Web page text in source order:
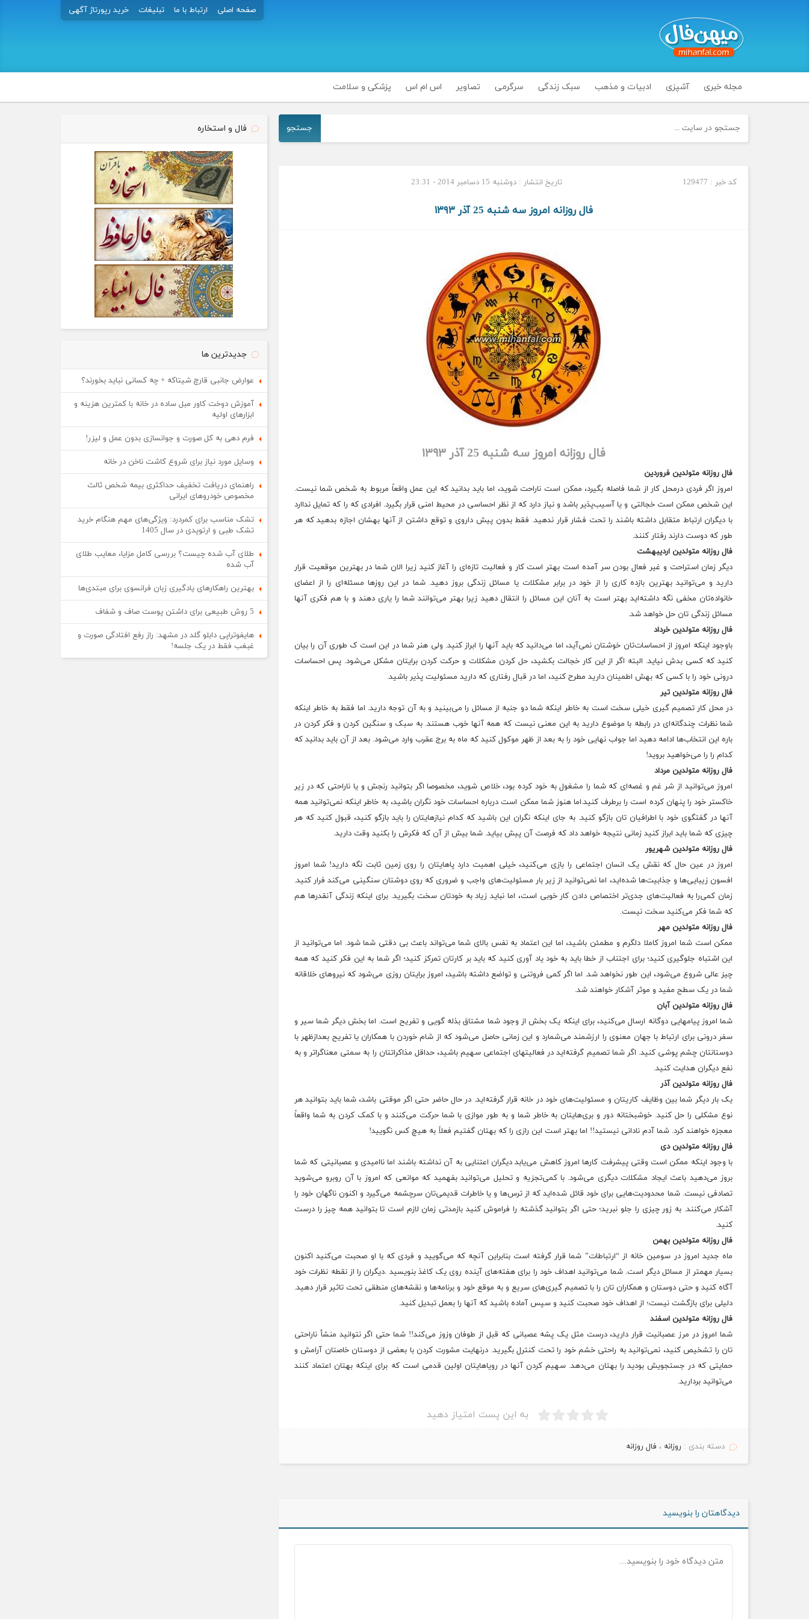
صفحه اصلی ارتباط با ما تبلیغات خرید رپورتاژ آگهی
مجله خبری آشپزی ادبیات و مذهب سبک زندگی سرگرمی تصاویر اس ام اس پزشکی و سلامت
جستجو
کد خبر : 129477 تاریخ انتشار : دوشنبه 15 دسامبر 2014 - 23:31
فال روزانه امروز سه شنبه 25 آذر ۱۳۹۳
فال روزانه امروز سه شنبه 25 آذر ۱۳۹۳
فال روزانه متولدین فروردین
امروز اگر فردی درمحل کار از شما فاصله بگیرد، ممکن است ناراحت شوید، اما باید بدانید که این عمل واقعاً مربوط به شخص شما نیست.
این شخص ممکن است خجالتی و یا آسیب‌پذیر باشد و نیاز دارد که از نظر احساسی در محیط امنی قرار بگیرد. افرادی که را که تمایل نداارد
با دیگران ارتباط متقابل داشته باشند را تحت فشار قرار ندهید. فقط بدون پیش داروی و توقع داشتن از آنها بهشان اجازه بدهید که هر
طور که دوست دارند رفتار کنند.
فال روزانه متولدین اردیبهشت
دیگر زمان استراحت و غیر فعال بودن سر ﺁمده است بهتر است کار و فعالیت تازه‌ای را ﺁغاز کنید زیرا الان شما در بهترین موقعیت قرار
دارید و می‌توانید بهترین بازده کاری را از خود در برابر مشکلات یا مسائل زندگی بروز دهید. شما در این روزها مسئله‌ای را از اعضای
خانواده‌تان مخفی نگه داشته‌اید بهتر است به ﺁنان این مسائل را انتقال دهید زیرا بهتر می‌توانند شما را یاری دهند و با هم فکری ﺁنها
مسائل زندگی تان حل خواهد شد.
فال روزانه متولدین خرداد
باوجود اینکه امروز از احساسات‌تان خوشتان نمی‌آید، اما می‌دانید که باید آنها را ابراز کنید. ولی هنر شما در این است ک طوری آن را بیان
کنید که کسی بدش نیاید. البته اگر از این کار خجالت بکشید، حل کردن مشکلات و حرکت کردن برایتان مشکل می‌شود. پس احساسات
درونی خود را با کسی که بهش اطمینان دارید مطرح کنید، اما در قبال رفتاری که دارید مسئولیت پذیر باشید.
فال روزانه متولدین تیر
در محل کار تصمیم گیری خیلی سخت است به خاطر اینکه شما دو جنبه از مسائل را می‌بینید و به آن توجه دارید. اما فقط به خاطر اینکه
شما نظرات چندگانه‌ای در رابطه با موضوع دارید به این معنی نیست که همه آنها خوب هستند. به سبک و سنگین کردن و فکر کردن در
باره این انتخاب‌ها ادامه دهید اما جواب نهایی خود را به بعد از ظهر موکول کنید که ماه به برج عقرب وارد می‌شود. بعد از آن باید بدانید که
کدام را را می‌خواهید بروید!
فال روزانه متولدین مرداد
امروز می‌توانید از شر غم و غصه‌ای که شما را مشغول به خود کرده بود، خلاص شوید، مخصوصا اگر بتوانید رنجش و یا ناراحتی که در زیر
خاکستر خود را پنهان کرده است را برطرف کنید.اما هنوز شما ممکن است درباره احساسات خود نگران باشید،‌ به خاطر اینکه نمی‌توانید همه
آنها در گفتگوی خود با اطرافیان تان بازگو کنید. به جای اینکه نگران این باشید که کدام نیازهایتان را باید بازگو کنید،‌ قبول کنید که هر
چیزی که شما باید ابراز کنید زمانی نتیجه خواهد داد که فرصت آن پیش بیاید. شما بیش از آن که فکرش را بکنید وقت دارید.
فال روزانه متولدین شهریور
امروز در عین حال که نقش یک انسان اجتماعی را بازی می‌کنید، خیلی اهمیت دارد پاهایتان را روی زمین ثابت نگه دارید! شما امروز
افسون زیبایی‌ها و جذابیت‌ها شده‌اید، اما نمی‌توانید از زیر بار مسئولیت‌های واجب و ضروری که روی دوشتان سنگینی می‌کند فرار کنید.
زمان کمی‌را به فعالیت‌های جدی‌تر اختصاص دادن کار خوبی است، اما نباید زیاد به خودتان سخت بگیرید. برای اینکه زندگی آنقدرها هم
که شما فکر می‌کنید سخت نیست.
فال روزانه متولدین مهر
ممکن است شما امروز کاملا دلگرم و مطمئن باشید، اما این اعتماد به نفس بالای شما می‌تواند باعث بی دقتی شما شود. اما می‌توانید از
این اشتباه جلوگیری کنید؛ برای اجتناب از خطا باید به خود یاد آوری کنید که باید بر کارتان تمرکز کنید؛ اگر شما به این فکر کنید که همه
چیز عالی شروع می‌شود، این طور نخواهد شد. اما اگر کمی فروتنی و تواضع داشته باشید،‌ امروز برایتان روزی می‌شود که نیروهای خلاقانه
شما در یک سطح مفید و موثر آشکار خواهند شد.
فال روزانه متولدین آبان
شما امروز پیامهایی دوگانه ارسال می‌کنید، برای اینکه یک بخش از وجود شما مشتاق بذله گویی و تفریح است. اما بخش دیگر شما سیر و
سفر درونی برای ارتباط با جهان معنوی را ارزشمند می‌شمارد و این زمانی حاصل می‌شود که از شام خوردن با همکاران یا تفریح بعدازظهر با
دوستانتان چشم پوشی کنید. اگر شما تصمیم گرفته‌اید در فعالیتهای اجتماعی سهیم باشید، حداقل مذاکراتتان را به سمتی معناگراتر و به
نفع دیگران هدایت کنید.
فال روزانه متولدین آذر
یک بار دیگر شما بین وظایف کاریتان و مسئولیت‌های خود در خانه قرار گرفته‌اید. در حال حاضر حتی اگر موقتی باشد، شما باید بتوانید هر
نوع مشکلی را حل کنید. خوشبختانه دور و بری‌هایتان به خاطر شما و به طور موازی با شما حرکت می‌کنند و با کمک کردن به شما واقعاً
معجزه خواهند کرد. شما آدم نادانی نیستید!! اما بهتر است این رازی را که بهتان گفتیم فعلاً به هیچ کس نگویید!
فال روزانه متولدین دی
با وجود اینکه ممکن است وقتی پیشرفت کارها امروز کاهش می‌یابد دیگران اعتنایی به آن نداشته باشند اما ناامیدی و عصبانیتی که شما
بروز می‌دهید باعث ایجاد مشکلات دیگری می‌شود. با کمی‌تجزیه و تحلیل می‌توانید بفهمید که موانعی که امروز با آن روبرو می‌شوید
تصادفی نیست. شما محدودیت‌هایی برای خود قائل شده‌اید که از ترس‌ها و یا خاطرات قدیمی‌تان سرچشمه می‌گیرد و اکنون ناگهان خود را
آشکار می‌کنند. به زور چیزی را جلو نبرید؛ حتی اگر بتوانید گذشته را فراموش کنید بازمدتی زمان لازم است تا بتوانید همه چیز را درست
کنید.
فال روزانه متولدین بهمن
ماه جدید امروز در سومین خانه از “ارتباطات” شما قرار گرفته است بنابراین آنچه که می‌گویید و فردی که با او صحبت می‌کنید اکنون
بسیار مهمتر از مسائل دیگر است. شما می‌توانید اهداف خود را برای هفته‌های آینده روی یک کاغذ بنویسید .دیگران را از نقطه نظرات خود
آگاه کنید و حتی دوستان و همکاران تان را با تصمیم گیری‌های سریع و به موقع خود و برنامه‌ها و نقشه‌های منطقی تحت تاثیر قرار دهید.
دلیلی برای بازگشت نیست؛‌ از اهداف خود صحبت کنید و سپس آماده باشید که آنها را بعمل تبدیل کنید.
فال روزانه متولدین اسفند
شما امروز در مرز عصبانیت قرار دارید، درست مثل یک پشه عصبانی که قبل از طوفان وزوز می‌کند!! شما حتی اگر نتوانید منشأ ناراحتی
تان را تشخیص کنید، نمی‌توانید به راحتی خشم خود را تحت کنترل بگیرید. درنهایت مشورت کردن با بعضی از دوستان خاصتان آرامش و
حمایتی که در جستجویش بودید را بهتان می‌دهد. سهیم کردن آنها در رویاهایتان اولین قدمی است که برای اینکه بهتان اعتماد کنند
می‌توانید بردارید.
به این پست امتیاز دهید
دسته بندی : روزانه ، فال روزانه
دیدگاهتان را بنویسید
فال و استخاره
جدیدترین ها
عوارض جانبی قارچ شیتاکه + چه کسانی نباید بخورند؟
آموزش دوخت کاور مبل ساده در خانه با کمترین هزینه و
ابزارهای اولیه
فرم دهی به کل صورت و جوانسازی بدون عمل و لیزر!
وسایل مورد نیاز برای شروع کاشت ناخن در خانه
راهنمای دریافت تخفیف حداکثری بیمه شخص ثالث
مخصوص خودروهای ایرانی
تشک مناسب برای کمردرد: ویژگی‌های مهم هنگام خرید
تشک طبی و ارتوپدی در سال 1405
طلای آب شده چیست؟ بررسی کامل مزایا، معایب طلای
آب شده
بهترین راهکارهای یادگیری زبان فرانسوی برای مبتدی‌ها
5 روش طبیعی برای داشتن پوست صاف و شفاف
هایفوتراپی دابلو گلد در مشهد: راز رفع افتادگی صورت و
غبغب فقط در یک جلسه!